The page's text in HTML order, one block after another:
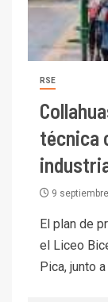
RSE
técnica
9
El plan de
el Liceo
Pica, junto
1
2